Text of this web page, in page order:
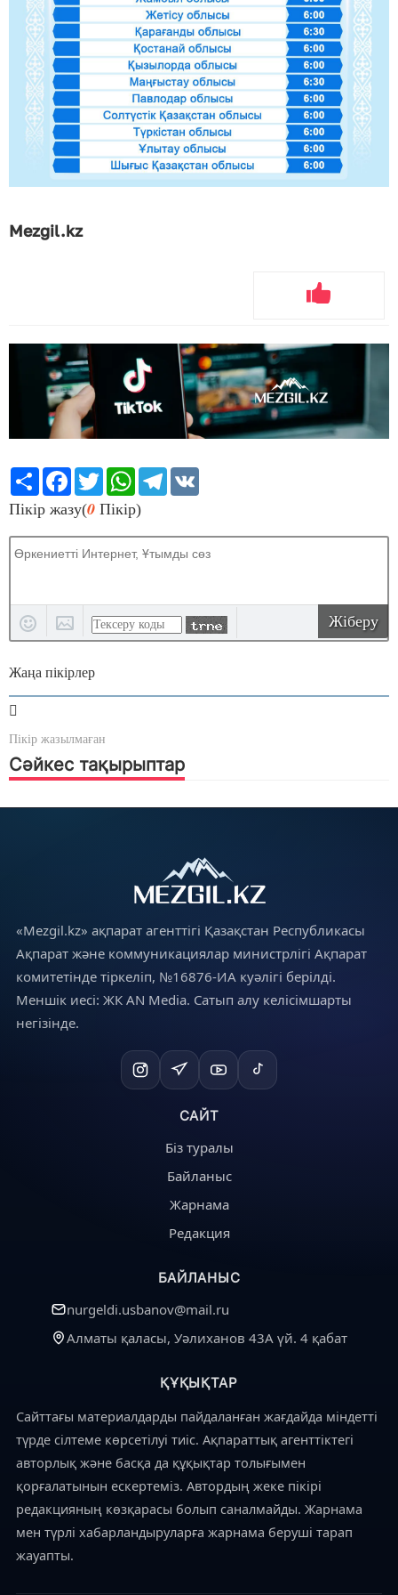
Mezgil.kz
Share Facebook
TwitterWhatsApp
Telegram
Пікір жазу(0 Пікір)
Жіберу
Жаңа пікірлер
Пікір жазылмаған
Сәйкес тақырыптар
«Mezgil.kz» ақпарат агенттігі Қазақстан Республикасы
Ақпарат және коммуникациялар министрлігі Ақпарат
комитетінде тіркеліп, №16876-ИА куәлігі берілді.
Меншік иесі: ЖК AN Media. Сатып алу келісімшарты
негізінде.
САЙТ
Біз туралы
Байланыс
Жарнама
Редакция
БАЙЛАНЫС
nurgeldi.usbanov@mail.ru
Алматы қаласы, Уәлиханов 43А үй. 4 қабат
ҚҰҚЫҚТАР
Сайттағы материалдарды пайдаланған жағдайда міндетті
түрде сілтеме көрсетілуі тиіс. Ақпараттық агенттіктегі
авторлық және басқа да құқықтар толығымен
қорғалатынын ескертеміз. Автордың жеке пікірі
редакцияның көзқарасы болып саналмайды. Жарнама
мен түрлі хабарландыруларға жарнама беруші тарап
жауапты.